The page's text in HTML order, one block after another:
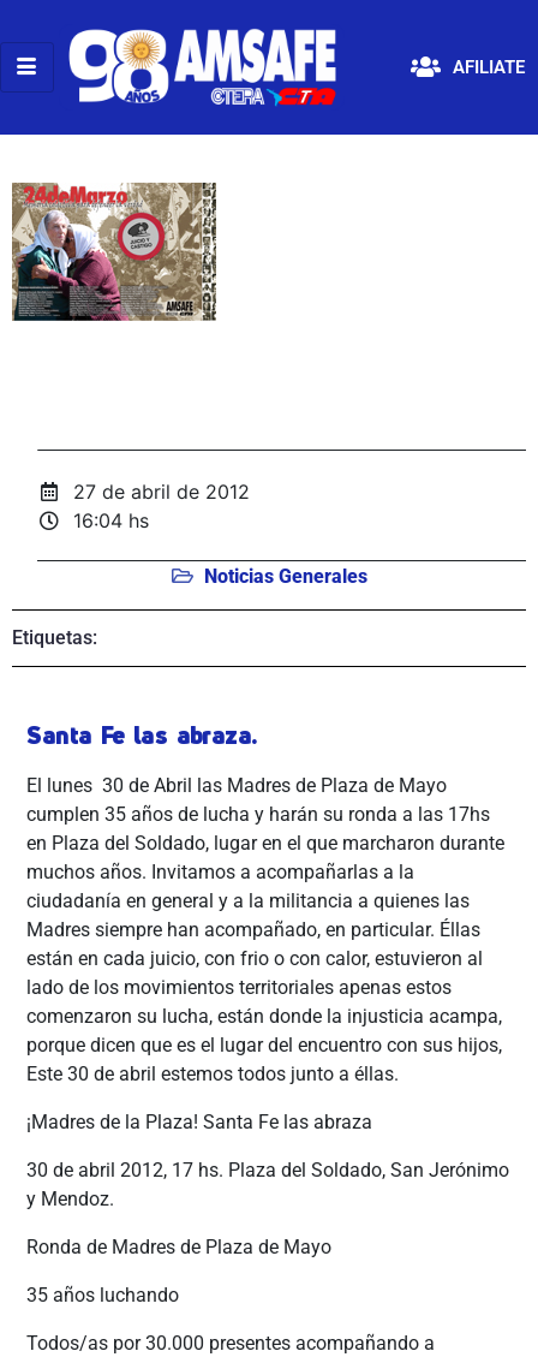
AFILIATE
27 de abril de 2012
16:04 hs
Noticias Generales
Etiquetas:
Santa Fe las abraza.
El lunes 30 de Abril las Madres de Plaza de Mayo
cumplen 35 años de lucha y harán su ronda a las 17hs
en Plaza del Soldado, lugar en el que marcharon durante
muchos años. Invitamos a acompañarlas a la
ciudadanía en general y a la militancia a quienes las
Madres siempre han acompañado, en particular. Éllas
están en cada juicio, con frio o con calor, estuvieron al
lado de los movimientos territoriales apenas estos
comenzaron su lucha, están donde la injusticia acampa,
porque dicen que es el lugar del encuentro con sus hijos,
Este 30 de abril estemos todos junto a éllas.
¡Madres de la Plaza! Santa Fe las abraza
30 de abril 2012, 17 hs. Plaza del Soldado, San Jerónimo
y Mendoz.
Ronda de Madres de Plaza de Mayo
35 años luchando
Todos/as por 30.000 presentes acompañando a